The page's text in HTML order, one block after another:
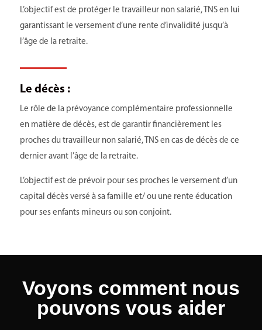
L’objectif est de protéger le travailleur non salarié, TNS en lui
garantissant le versement d’une rente d’invalidité jusqu’à
l’âge de la retraite.
Le décès :
Le rôle de la prévoyance complémentaire professionnelle
en matière de décès, est de garantir financièrement les
proches du travailleur non salarié, TNS en cas de décès de ce
dernier avant l’âge de la retraite.
L’objectif est de prévoir pour ses proches le versement d’un
capital décès versé à sa famille et/ ou une rente éducation
pour ses enfants mineurs ou son conjoint.
Voyons comment nous
pouvons vous aider